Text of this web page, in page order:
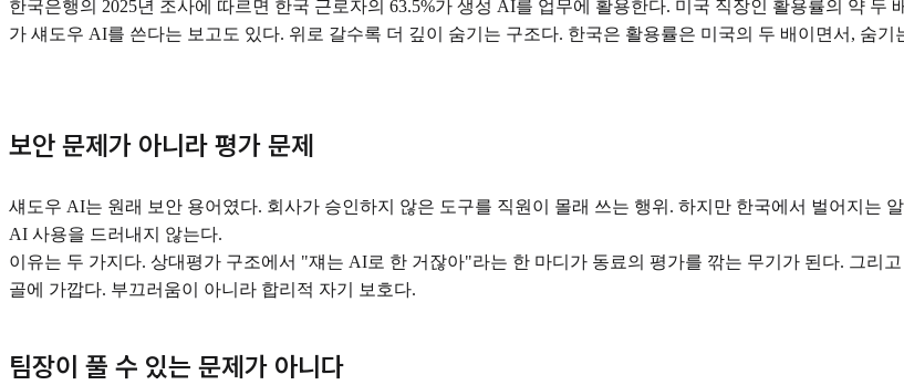
한국은행의 2025년 조사에 따르면 한국 근로자의 63.5%가 생성 AI를 업무에 활용한다. 미국 직장인 활용률의 약
가 섀도우 AI를 쓴다는 보고도 있다. 위로 갈수록 더 깊이 숨기는 구조다. 한국은 활용률은 미국의 두 배이면서, 숨기
보안 문제가 아니라 평가 문제
섀도우 AI는 원래 보안 용어였다. 회사가 승인하지 않은 도구를 직원이 몰래 쓰는 행위. 하지만 한국에서 벌어지는
AI 사용을 드러내지 않는다.
이유는 두 가지다. 상대평가 구조에서 "쟤는 AI로 한 거잖아"라는 한 마디가 동료의 평가를 깎는 무기가 된다. 그리
골에 가깝다. 부끄러움이 아니라 합리적 자기 보호다.
팀장이 풀 수 있는 문제가 아니다